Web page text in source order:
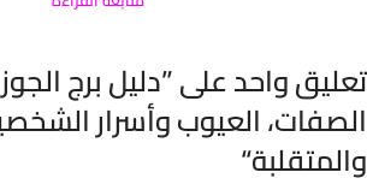
تعليق واحد على ”دليل برج
الصفات، العيوب وأسرار
والمتقلبة“